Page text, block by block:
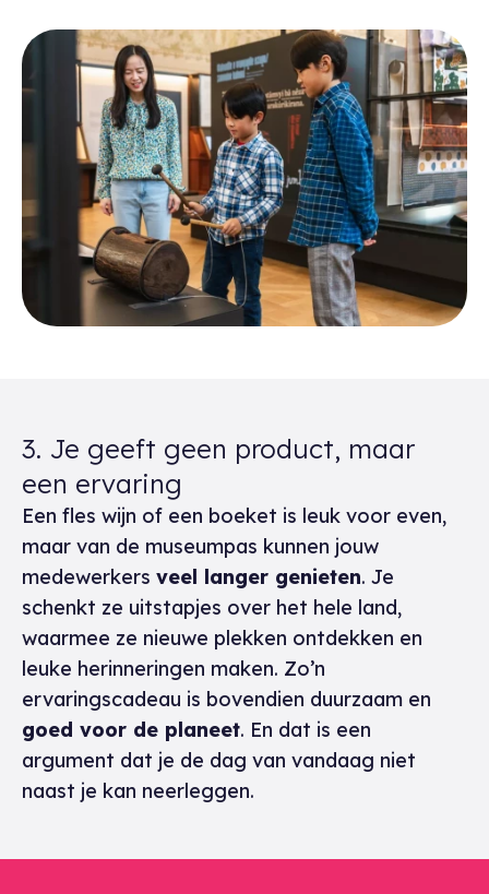
3. Je geeft geen product, maar
een ervaring
Een fles wijn of een boeket is leuk voor even,
maar van de museumpas kunnen jouw
medewerkers veel langer genieten. Je
schenkt ze uitstapjes over het hele land,
waarmee ze nieuwe plekken ontdekken en
leuke herinneringen maken. Zo’n
ervaringscadeau is bovendien duurzaam en
goed voor de planeet. En dat is een
argument dat je de dag van vandaag niet
naast je kan neerleggen.